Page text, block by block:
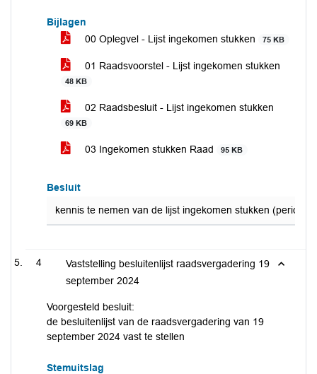
Bijlagen
00 Oplegvel - Lijst ingekomen stukken
75 KB
01 Raadsvoorstel - Lijst ingekomen stukken
48 KB
02 Raadsbesluit - Lijst ingekomen stukken
69 KB
03 Ingekomen stukken Raad 95 KB
Besluit
kennis te nemen van de lijst ingekomen stukken (periode
4
Vaststelling besluitenlijst raadsvergadering 19
september 2024
Voorgesteld besluit:
de besluitenlijst van de raadsvergadering van 19
september 2024 vast te stellen
Stemuitslag